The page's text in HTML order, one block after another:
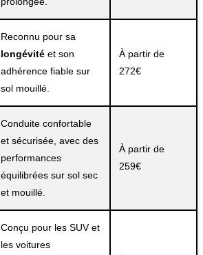
Reconnu pour sa
longévité et son
adhérence fiable sur
sol mouillé.
À partir de
272€
Conduite confortable
et sécurisée, avec des
performances
équilibrées sur sol sec
et mouillé.
À partir de
259€
Conçu pour les SUV et
les voitures